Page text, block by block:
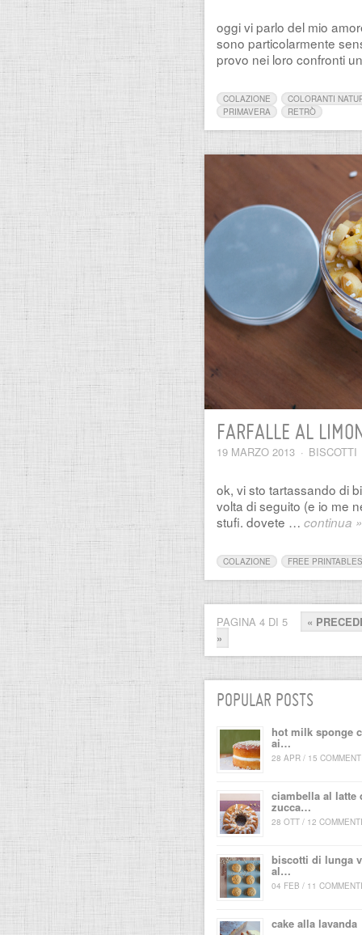
oggi vi parlo del mio
sono particolarmente
provo nei loro confronti
COLAZIONE
COLORANTI
PRIMAVERA
RETRÒ
FARFALLE AL
19 MARZO 2013 · BISCOTTI
ok, vi sto tartassando di
volta di seguito (e io me
stufi. dovete … continua »
COLAZIONE FREE PRINTABLES
PAGINA 4 DI 5
«
»
POPULAR POSTS
hot milk sponge
ai…
28 APR / 15
ciambella al latte
zucca…
28 OTT / 12 COMMENTI
biscotti di lunga
al…
04 FEB / 11 COMMENTI
cake alla lavanda